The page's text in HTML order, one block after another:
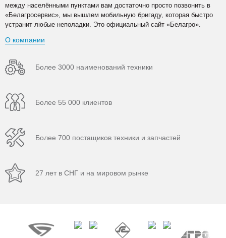
между населёнными пунктами вам достаточно просто позвонить в
«Белагросервис», мы вышлем мобильную бригаду, которая быстро
устранит любые неполадки. Это официальный сайт «Белагро».
О компании
Более 3000 наименований техники
Более 55 000 клиентов
Более 700 постащиков техники и запчастей
27 лет в СНГ и на мировом рынке